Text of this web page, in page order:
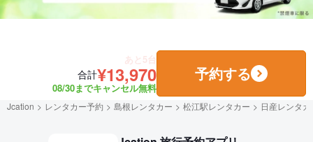
あと5台
合計¥13,970
08/30までキャンセル無料
予約する
Jcation レンタカー予約 島根レンタカー 松江駅レンタカー 日産レンタカ